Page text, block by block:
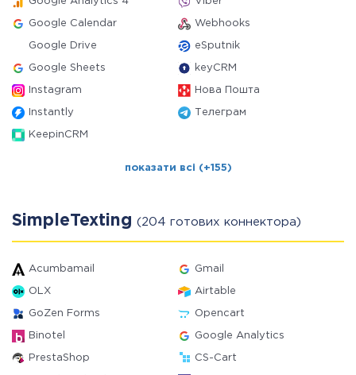
Google Calendar Webhooks
Google Drive eSputnik
Google Sheets keyCRM
Instagram Нова Пошта
Instantly Телеграм
KeepinCRM
показати всі (+155)
SimpleTexting (204 готових коннектора)
Acumbamail Gmail
OLX Airtable
GoZen Forms Opencart
Binotel Google Analytics
PrestaShop CS-Cart